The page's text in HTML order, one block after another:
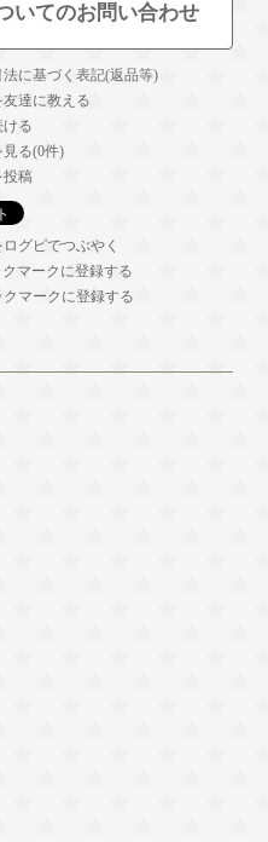
いてのお問い合わせ
に基づく表記(返品等)
達に教える
ける
見る(0件)
投稿
グピでつぶやく
クマークに登録する
クマークに登録する